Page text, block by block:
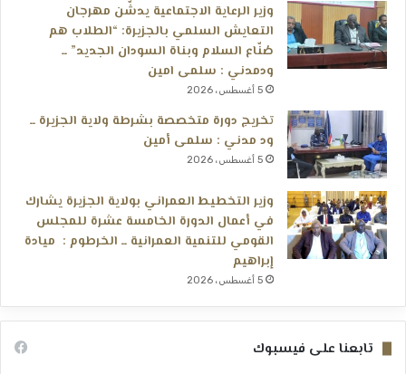
وزير الرعاية الاجتماعية يدشّن مهرجان
التعايش السلمي بالجزيرة: “الطلاب هم
صُنّاع السلام وبناة السودان الجديد” ــ
ودمدني : سلمى امين
5 أغسطس، 2026
تخريج دورة متخصصة بشرطة ولاية الجزيرة ــ
ود مدني : سلمى أمين
5 أغسطس، 2026
وزير التخطيط العمراني بولاية الجزيرة يشارك
في أعمال الدورة الخامسة عشرة للمجلس
القومي للتنمية العمرانية ــ الخرطوم : ميادة
إبراهيم
5 أغسطس، 2026
تابعنا على فيسبوك